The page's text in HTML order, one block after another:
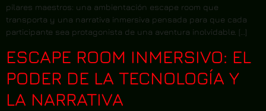
pilares maestros: una ambientación escape room que
transporta y una narrativa inmersiva pensada para que cada
participante sea protagonista de una aventura inolvidable. […]
ESCAPE ROOM INMERSIVO: EL
PODER DE LA TECNOLOGÍA Y
LA NARRATIVA